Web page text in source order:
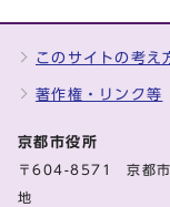
このサイトの考え
著作権・リンク等
京都市役所
〒604-8571 京都市
地